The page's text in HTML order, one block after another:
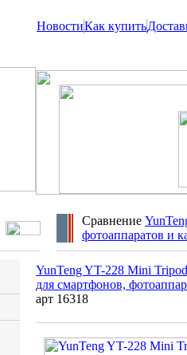
НовостиКак купить
Сравнение
фотоаппаратов и
YunTeng YT-228 Mini
для смартфонов,
арт 16318